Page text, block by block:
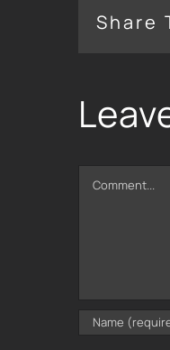
Share
Comment